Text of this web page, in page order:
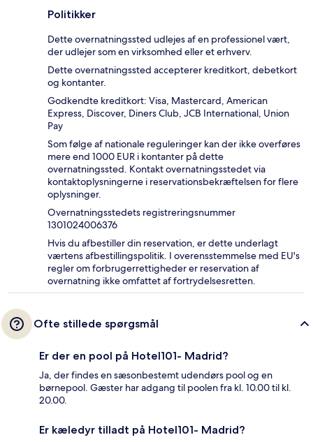
Politikker
Dette overnatningssted udlejes af en professionel vært,
der udlejer som en virksomhed eller et erhverv.
Dette overnatningssted accepterer kreditkort, debetkort
og kontanter.
Godkendte kreditkort: Visa, Mastercard, American
Express, Discover, Diners Club, JCB International, Union
Pay
Som følge af nationale reguleringer kan der ikke overføres
mere end 1000 EUR i kontanter på dette
overnatningssted. Kontakt overnatningsstedet via
kontaktoplysningerne i reservationsbekræftelsen for flere
oplysninger.
Overnatningsstedets registreringsnummer
1301024006376
Hvis du afbestiller din reservation, er dette underlagt
værtens afbestillingspolitik. I overensstemmelse med EU's
regler om forbrugerrettigheder er reservation af
overnatning ikke omfattet af fortrydelsesretten.
Ofte stillede spørgsmål
Er der en pool på Hotel101- Madrid?
Ja, der findes en sæsonbestemt udendørs pool og en
børnepool. Gæster har adgang til poolen fra kl. 10.00 til kl.
20.00.
Er kæledyr tilladt på Hotel101- Madrid?